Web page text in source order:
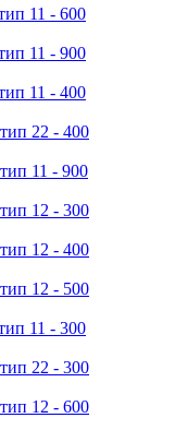
11 - 600
11 - 900
11 - 400
22 - 400
11 - 900
12 - 300
12 - 400
12 - 500
11 - 300
22 - 300
12 - 600